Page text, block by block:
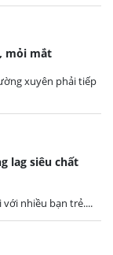
mỏi mắt
xuyên phải tiếp
lag siêu chất
nhiều bạn trẻ....